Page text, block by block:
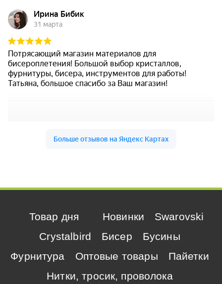
Товар дня Новинки
Swarovski
Crystalbird
Бисер
Бусины
Фурнитура
Оптовые товары
Пайетки
Нитки, тросик, проволока